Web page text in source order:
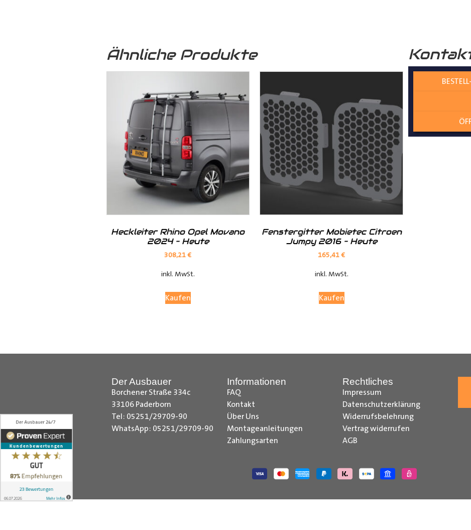
· Kunststoff der Radkastenkontur angepasst
· Metall mit Ablagefach
· Metall mit Ablagefach und Holzschutz zum Laderaum
· Siebdruck in braun oder grau
Sprinter Radkastenschutz, Maxus e-deliver 3 Radkastenschutz, Maxus e-deliver 9 Radkastenschutz,
Nissan NV200 Radkastenschutz, Nissan NV250 Radkastenschutz, Nissan NV300 Primastar
Radkastenschutz, Opel Combo Radkastenschutz , Opel Vivaro Radkastenschutz, Opel Movano
Radkastenschutz, Peugeot Expert Radkastenschutz, Peugeot Boxer Radkastenschutz, Peugeot Bipper
Kangoo Radkastenschutz, Renault Trafic Radkastenschutz, Renault Master Radkastenschutz, Toyota
Toyota Proace City Radkastenschutz, VW Caddy Cargo Radkastenschutz, VW T6.1 Radkastenschutz, VW
Ähnliche Produkte
Heckleiter Rhino Opel Movano
2024 – Heute
308,21€
inkl. MwSt.
Kaufen
Fenstergitter Mobietec Citroen
Jumpy 2016 – Heute
165,41€
inkl. MwSt.
Kaufen
Der Ausbauer
Borchener Straße 334c
33106 Paderborn
Tel: 05251/29709-90
WhatsApp: 05251/29709-90
Informationen
FAQ
Kontakt
Über Uns
Montageanleitungen
Zahlungsarten
Rechtliches
Impressum
Datenschutzerklärung
Widerrufsbelehrung
Vertrag widerrufen
AGB